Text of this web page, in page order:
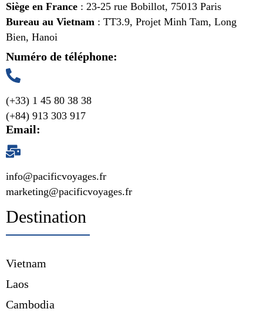
Siège en France : 23-25 rue Bobillot, 75013 Paris
Bureau au Vietnam : TT3.9, Projet Minh Tam, Long
Bien, Hanoi
Numéro de téléphone:
(+33) 1 45 80 38 38
(+84) 913 303 917
Email:
info@pacificvoyages.fr
marketing@pacificvoyages.fr
Destination
Vietnam
Laos
Cambodia